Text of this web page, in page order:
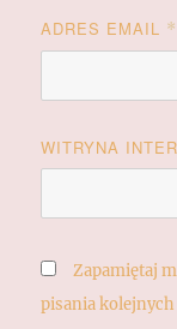
ADRES EMAIL *
WITRYNA
Zapamiętaj
pisania